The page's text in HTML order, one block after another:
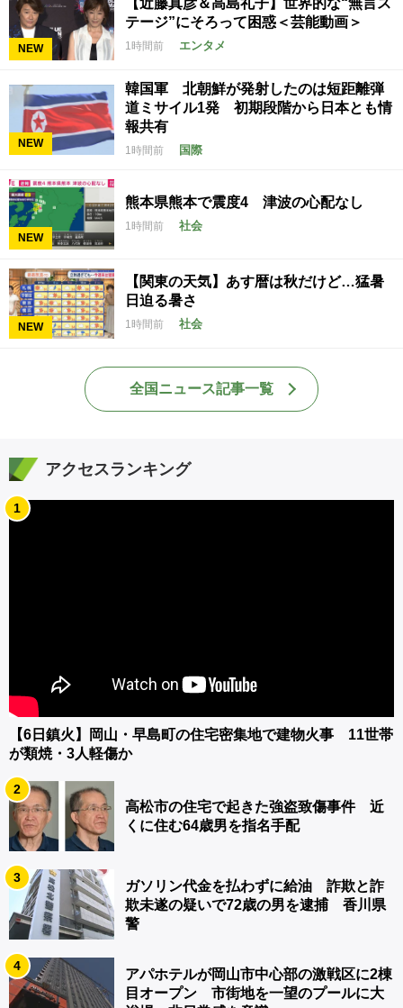
NEW
【近藤真彦＆高島礼子】世界的な“無言ス
テージ”にそろって困惑＜芸能動画＞
1時間前 エンタメ
NEW
韓国軍 北朝鮮が発射したのは短距離弾
道ミサイル1発 初期段階から日本とも情
報共有
1時間前 国際
NEW
熊本県熊本で震度4 津波の心配なし
1時間前 社会
NEW
【関東の天気】あす暦は秋だけど…猛暑
日迫る暑さ
1時間前 社会
全国ニュース記事一覧
アクセスランキング
1
【6日鎮火】岡山・早島町の住宅密集地で建物火事 11世帯
が類焼・3人軽傷か
2
高松市の住宅で起きた強盗致傷事件 近
くに住む64歳男を指名手配
3
ガソリン代金を払わずに給油 詐欺と詐
欺未遂の疑いで72歳の男を逮捕 香川県
警
4
アパホテルが岡山市中心部の激戦区に2棟
目オープン 市街地を一望のプールに大